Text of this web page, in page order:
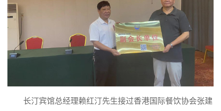
长汀宾馆总经理赖红汀先生接过香港国际餐饮协会张建